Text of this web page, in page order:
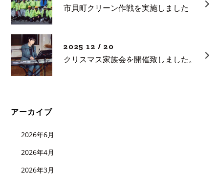
市貝町クリーン作戦を実施しました
2025 12 / 20
クリスマス家族会を開催致しました。
アーカイブ
2026年6月
2026年4月
2026年3月